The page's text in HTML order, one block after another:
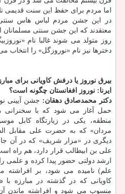
اما مردم برای حفظ این سنت قدیمی
در این جشن مردم لباس هاس
معتقدند که این جشن سنتی
روز متولد می شوند غالبا نام
دخترها نیز نام «نوروزگل» را انتخاب می
بیرق نوروز یا درفش کاویانی برای
ایرنا: نوروز افغانستان چگونه است؟
دکتر محمدصادق دهقان: جشن آیینی
حمل آغاز می شود که با سخنرانی
منطقه، یکی در زیارتگاه کابل
مردان» که به حضرت علی مقابل
دیگری در «مزار شریف» که در آن
علی بن ابیطالب قرار دارد، هم راه
ارشد دولتی حضور پیدا کرده و علمی
علم) نامیده می شود، بر افراشته
کاویانی که در گذشته در مبارزه